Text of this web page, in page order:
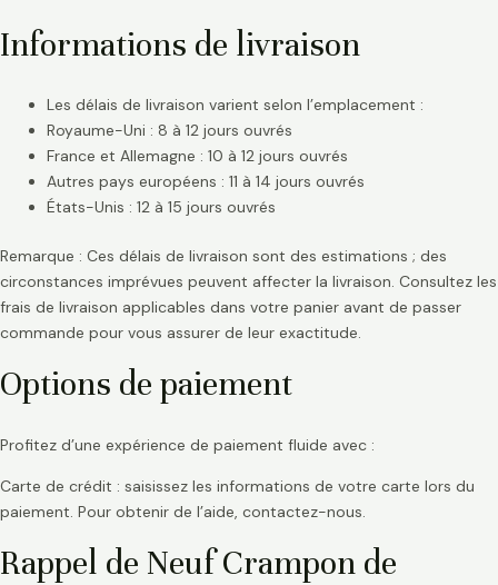
Informations de livraison
Les délais de livraison varient selon l’emplacement :
Royaume-Uni : 8 à 12 jours ouvrés
France et Allemagne : 10 à 12 jours ouvrés
Autres pays européens : 11 à 14 jours ouvrés
États-Unis : 12 à 15 jours ouvrés
Remarque : Ces délais de livraison sont des estimations ; des
circonstances imprévues peuvent affecter la livraison. Consultez les
frais de livraison applicables dans votre panier avant de passer
commande pour vous assurer de leur exactitude.
Options de paiement
Profitez d’une expérience de paiement fluide avec :
Carte de crédit : saisissez les informations de votre carte lors du
paiement. Pour obtenir de l’aide, contactez-nous.
Rappel de Neuf Crampon de